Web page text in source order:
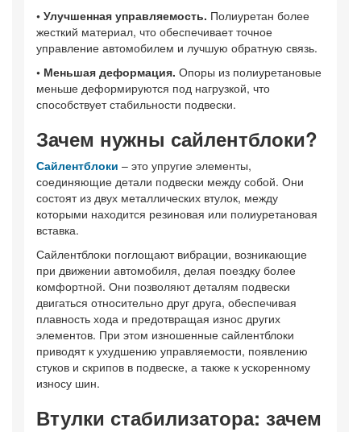
• Улучшенная управляемость. Полиуретан более
жесткий материал, что обеспечивает точное
управление автомобилем и лучшую обратную связь.
• Меньшая деформация. Опоры из полиуретановые
меньше деформируются под нагрузкой, что
способствует стабильности подвески.
Зачем нужны сайлентблоки?
Сайлентблоки – это упругие элементы,
соединяющие детали подвески между собой. Они
состоят из двух металлических втулок, между
которыми находится резиновая или полиуретановая
вставка.
Сайлентблоки поглощают вибрации, возникающие
при движении автомобиля, делая поездку более
комфортной. Они позволяют деталям подвески
двигаться относительно друг друга, обеспечивая
плавность хода и предотвращая износ других
элементов. При этом изношенные сайлентблоки
приводят к ухудшению управляемости, появлению
стуков и скрипов в подвеске, а также к ускоренному
износу шин.
Втулки стабилизатора: зачем